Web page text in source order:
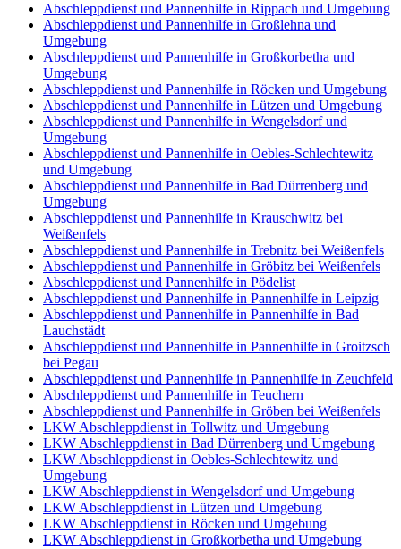
Abschleppdienst und Pannenhilfe in Rippach und Umgebung
Abschleppdienst und Pannenhilfe in Großlehna und
Umgebung
Abschleppdienst und Pannenhilfe in Großkorbetha und
Umgebung
Abschleppdienst und Pannenhilfe in Röcken und Umgebung
Abschleppdienst und Pannenhilfe in Lützen und Umgebung
Abschleppdienst und Pannenhilfe in Wengelsdorf und
Umgebung
Abschleppdienst und Pannenhilfe in Oebles-Schlechtewitz
und Umgebung
Abschleppdienst und Pannenhilfe in Bad Dürrenberg und
Umgebung
Abschleppdienst und Pannenhilfe in Krauschwitz bei
Weißenfels
Abschleppdienst und Pannenhilfe in Trebnitz bei Weißenfels
Abschleppdienst und Pannenhilfe in Gröbitz bei Weißenfels
Abschleppdienst und Pannenhilfe in Pödelist
Abschleppdienst und Pannenhilfe in Pannenhilfe in Leipzig
Abschleppdienst und Pannenhilfe in Pannenhilfe in Bad
Lauchstädt
Abschleppdienst und Pannenhilfe in Pannenhilfe in Groitzsch
bei Pegau
Abschleppdienst und Pannenhilfe in Pannenhilfe in Zeuchfeld
Abschleppdienst und Pannenhilfe in Teuchern
Abschleppdienst und Pannenhilfe in Gröben bei Weißenfels
LKW Abschleppdienst in Tollwitz und Umgebung
LKW Abschleppdienst in Bad Dürrenberg und Umgebung
LKW Abschleppdienst in Oebles-Schlechtewitz und
Umgebung
LKW Abschleppdienst in Wengelsdorf und Umgebung
LKW Abschleppdienst in Lützen und Umgebung
LKW Abschleppdienst in Röcken und Umgebung
LKW Abschleppdienst in Großkorbetha und Umgebung